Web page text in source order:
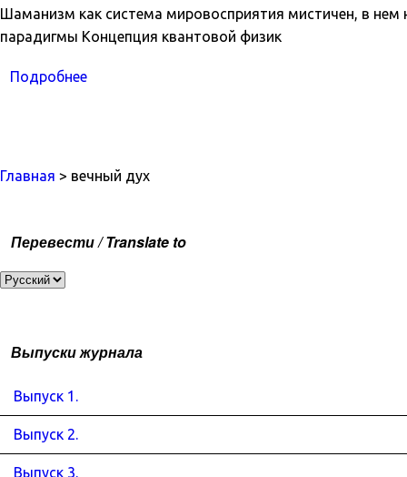
Шаманизм как система мировосприятия мистичен, в
парадигмы Концепция квантовой физик
Подробнее
Главная > вечный дух
Перевести / Translate to
Выпуски журнала
Выпуск 1.
Выпуск 2.
Выпуск 3.